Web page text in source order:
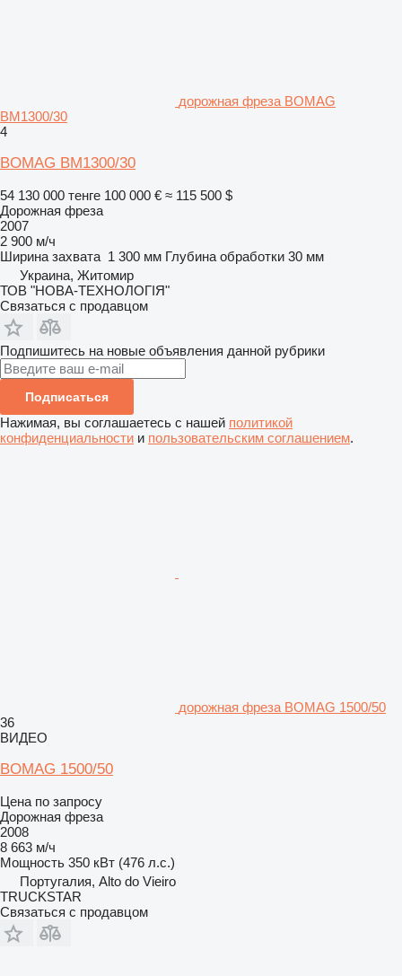
дорожная фреза BOMAG
BM1300/30
4
BOMAG BM1300/30
54 130 000 тенге 100 000 € ≈ 115 500 $
Дорожная фреза
2007
2 900 м/ч
Ширина захвата 1 300 мм Глубина обработки 30 мм
Украина, Житомир
ТОВ "НОВА-ТЕХНОЛОГІЯ"
Связаться с продавцом
Подпишитесь на новые объявления данной рубрики
Подписаться
Нажимая, вы соглашаетесь с нашей политикой
конфиденциальности и пользовательским соглашением.
дорожная фреза BOMAG 1500/50
36
ВИДЕО
BOMAG 1500/50
Цена по запросу
Дорожная фреза
2008
8 663 м/ч
Мощность 350 кВт (476 л.с.)
Португалия, Alto do Vieiro
TRUCKSTAR
Связаться с продавцом